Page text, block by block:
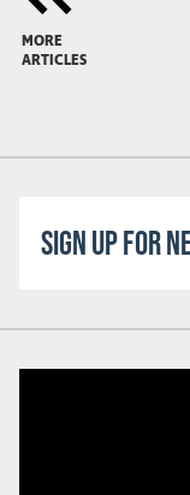
MORE
ARTICLES
SIGN UP FOR